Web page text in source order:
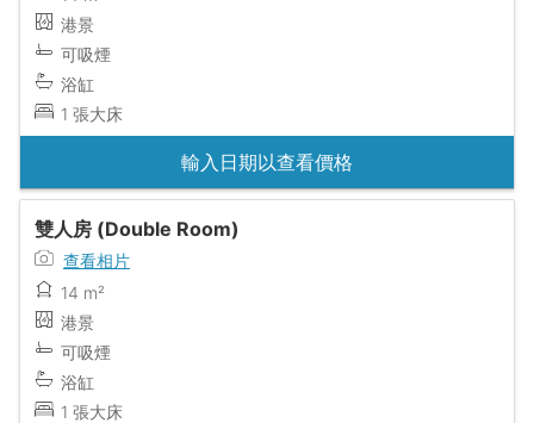
港景
可吸煙
浴缸
1 張大床
輸入日期以查看價格
雙人房 (Double Room)
查看相片
14 m²
港景
可吸煙
浴缸
1 張大床